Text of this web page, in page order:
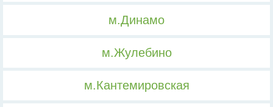
м.Динамо
м.Жулебино
м.Кантемировская